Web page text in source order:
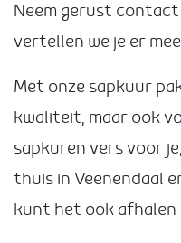
Neem gerust
vertellen we je er
Met onze sapkuur
kwaliteit, maar ook
sapkuren vers voor
thuis in Veenendaal
kunt het ook afhalen